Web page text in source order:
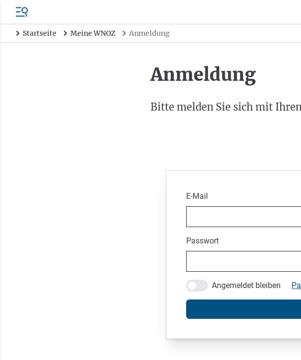
Startseite Meine WNOZ Anmeldung
Anmeldung
Bitte melden Sie sich mit
E-Mail
Passwort
Angemeldet bleiben